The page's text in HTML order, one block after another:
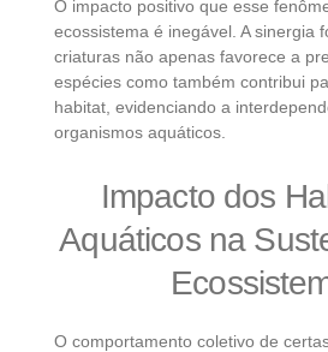
O impacto positivo que esse
ecossistema é inegável. A sinergia
criaturas não apenas favorece a
espécies como também contribui
habitat, evidenciando a
organismos aquáticos.
Impacto dos
Aquáticos na
O comportamento coletivo de